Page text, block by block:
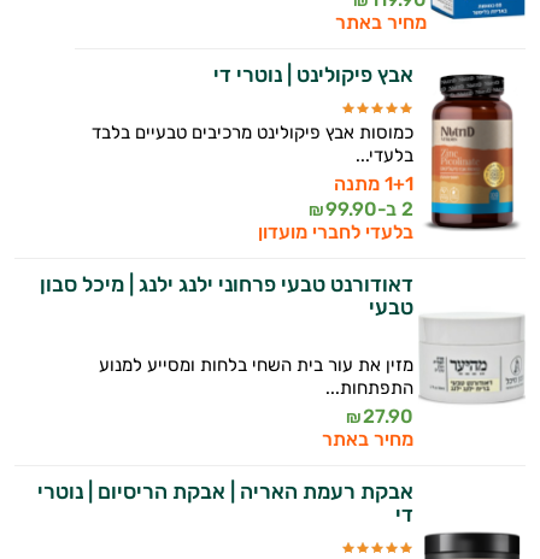
מחיר באתר
אבץ פיקולינט | נוטרי די
כמוסות אבץ פיקולינט מרכיבים טבעיים בלבד
בלעדי...
1+1 מתנה
2 ב-
99.90
₪
בלעדי לחברי מועדון
דאודורנט טבעי פרחוני ילנג ילנג | מיכל סבון
טבעי
מזין את עור בית השחי בלחות ומסייע למנוע
התפתחות...
27.90
₪
מחיר באתר
אבקת רעמת האריה | אבקת הריסיום | נוטרי
די
אני כאן כדי לעזור לך להתאים את תוספי
ולמצב הגופני שלך, ולהסביר לך אילו רכיבים
עובדים יחד כדי למקסם תוצאות גם בחיי היום
יום וגם בתחום הכושר והספורט.
המטרה שלי היא להתאים עבורך המלצות
אישיות מבוססות מדעית.